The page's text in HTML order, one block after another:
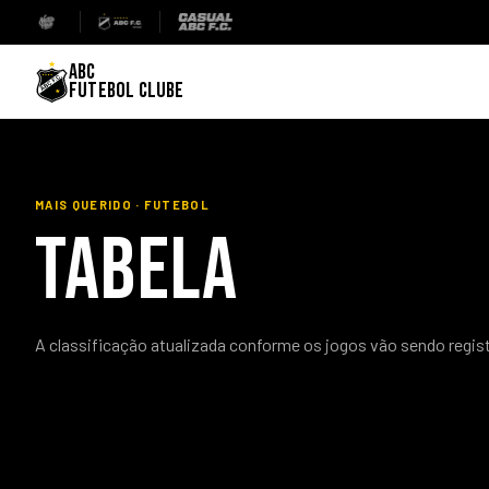
ABC
FUTEBOL CLUBE
MAIS QUERIDO · FUTEBOL
TABELA
A classificação atualizada conforme os jogos vão sendo